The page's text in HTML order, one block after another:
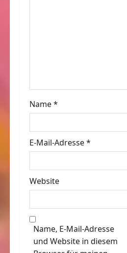
i
o
n
Name*
E-Mail-Adresse*
Website
Name, E-Mail-Adresse
und Website in diesem